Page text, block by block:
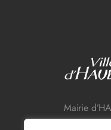
Mairie